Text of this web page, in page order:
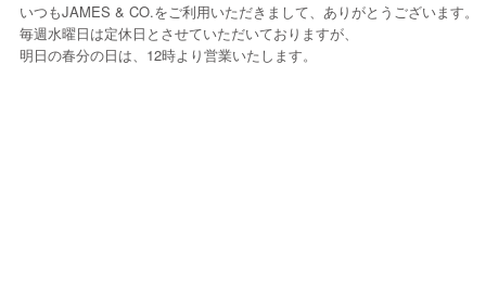
いつもJAMES & CO.をご利用いただきまして、ありがとうございます。
毎週水曜日は定休日とさせていただいておりますが、
明日の春分の日は、12時より営業いたします。